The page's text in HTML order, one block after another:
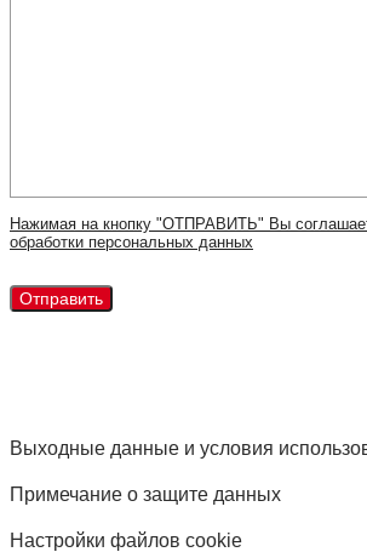
Нажимая на кнопку "ОТПРАВИТЬ" Вы
обработки персональных данных
Выходные данные и условия
Примечание о защите данных
Настройки файлов cookie